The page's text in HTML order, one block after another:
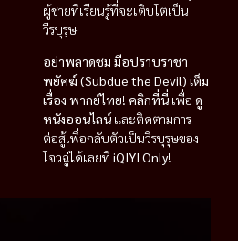
ผู้ชายที่เรียนรู้ที่จะเติบโตเป็น
วีรบุรุษ
อย่าพลาดชม มือปราบราชา
พยัคฆ์ (Subdue the Devil) เต็ม
เรื่อง พากย์ไทย! คลิกที่นี่ เพื่อ ดู
หนังออนไลน์และติดตามการ
ต่อสู้เพื่อกลับตัวเป็นวีรบุรุษของ
โจวฉู่ได้เลยที่ iQIYI Only!